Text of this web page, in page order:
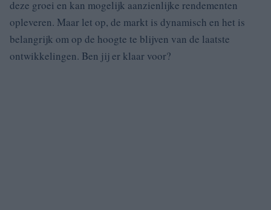
deze groei en kan mogelijk aanzienlijke rendementen
opleveren. Maar let op, de markt is dynamisch en het is
belangrijk om op de hoogte te blijven van de laatste
ontwikkelingen. Ben jij er klaar voor?